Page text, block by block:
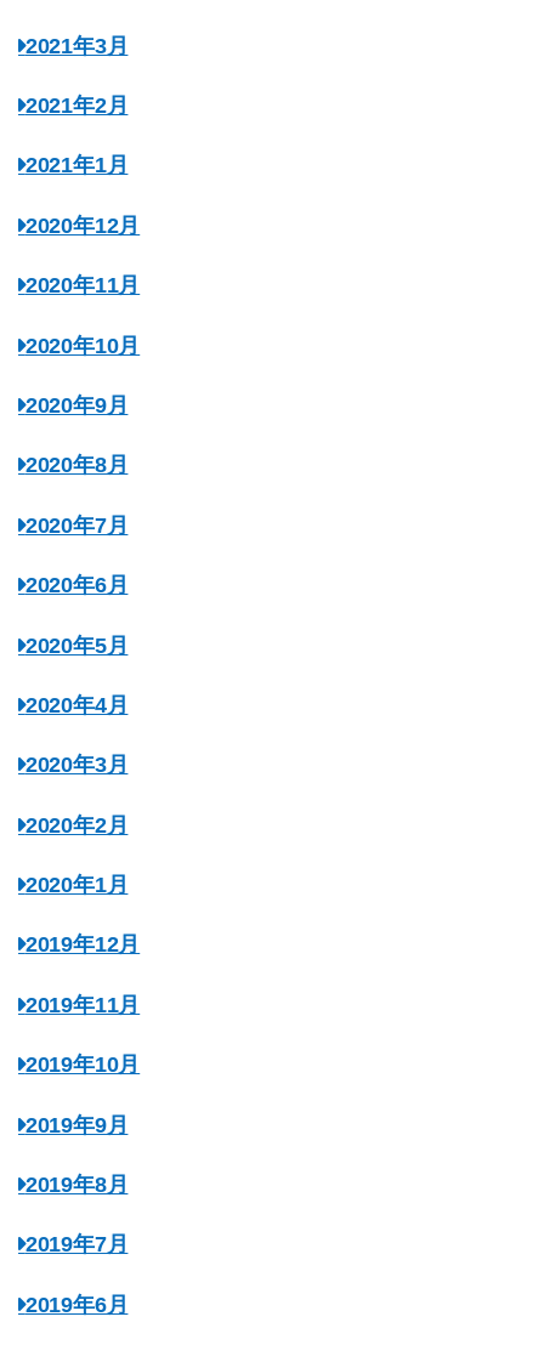
2021年3月
2021年2月
2021年1月
2020年12月
2020年11月
2020年10月
2020年9月
2020年8月
2020年7月
2020年6月
2020年5月
2020年4月
2020年3月
2020年2月
2020年1月
2019年12月
2019年11月
2019年10月
2019年9月
2019年8月
2019年7月
2019年6月